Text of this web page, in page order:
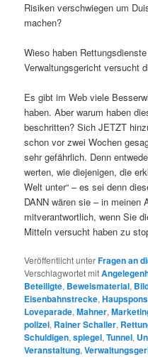
Risiken verschwiegen um
machen?
Wieso haben
Verwaltungsgericht versucht
Es gibt im Web viele
haben. Aber warum haben
beschritten? Sich JETZT
schon vor zwei Wochen
sehr gefährlich. Denn
werten, wie diejenigen, die
Welt unter“ – es sei denn
DANN wären sie – in meinen
mitverantwortlich, wenn Sie
Mitteln versucht haben zu
Veröffentlicht unterFragen an
Verschlagwortet mit
Beteiligte, Beweismaterial,
Eisenbahnstrecke,
Loveparade,Mahner,
polizei, Rainer Schaller,
Schuldigen,spiegel,Tunnel,
Veranstaltung,